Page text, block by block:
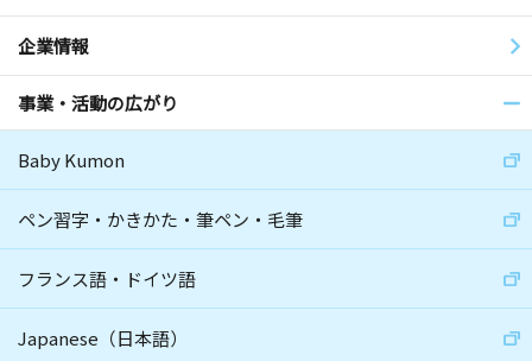
企業情報
事業・活動の広がり
Baby Kumon
ペン習字・かきかた・筆ペン・毛筆
フランス語・ドイツ語
Japanese（日本語）